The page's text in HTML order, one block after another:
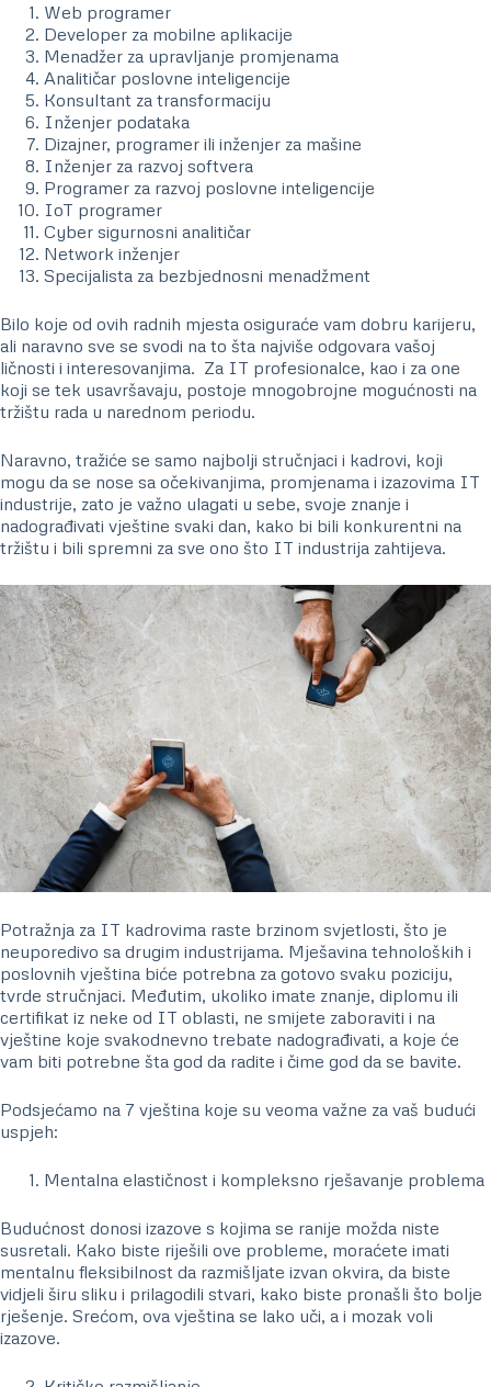
Web programer
Developer za mobilne aplikacije
Menadžer za upravljanje promjenama
Analitičar poslovne inteligencije
Konsultant za transformaciju
Inženjer podataka
Dizajner, programer ili inženjer za mašine
Inženjer za razvoj softvera
Programer za razvoj poslovne inteligencije
IoT programer
Cyber sigurnosni analitičar
Network inženjer
Specijalista za bezbjednosni menadžment
Bilo koje od ovih radnih mjesta osiguraće vam dobru karijeru,
ali naravno sve se svodi na to šta najviše odgovara vašoj
ličnosti i interesovanjima. Za IT profesionalce, kao i za one
koji se tek usavršavaju, postoje mnogobrojne mogućnosti na
tržištu rada u narednom periodu.
Naravno, tražiće se samo najbolji stručnjaci i kadrovi, koji
mogu da se nose sa očekivanjima, promjenama i izazovima IT
industrije, zato je važno ulagati u sebe, svoje znanje i
nadograđivati vještine svaki dan, kako bi bili konkurentni na
tržištu i bili spremni za sve ono što IT industrija zahtijeva.
Potražnja za IT kadrovima raste brzinom svjetlosti, što je
neuporedivo sa drugim industrijama. Mješavina tehnoloških i
poslovnih vještina biće potrebna za gotovo svaku poziciju,
tvrde stručnjaci. Međutim, ukoliko imate znanje, diplomu ili
certifikat iz neke od IT oblasti, ne smijete zaboraviti i na
vještine koje svakodnevno trebate nadograđivati, a koje će
vam biti potrebne šta god da radite i čime god da se bavite.
Podsjećamo na 7 vještina koje su veoma važne za vaš budući
uspjeh:
Mentalna elastičnost i kompleksno rješavanje problema
Budućnost donosi izazove s kojima se ranije možda niste
susretali. Kako biste riješili ove probleme, moraćete imati
mentalnu fleksibilnost da razmišljate izvan okvira, da biste
vidjeli širu sliku i prilagodili stvari, kako biste pronašli što bolje
rješenje. Srećom, ova vještina se lako uči, a i mozak voli
izazove.